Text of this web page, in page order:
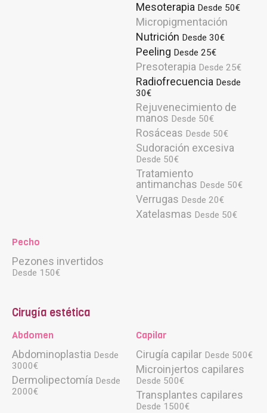
Mesoterapia Desde 50€
Micropigmentación
Nutrición Desde 30€
Peeling Desde 25€
Presoterapia Desde 25€
Radiofrecuencia Desde
30€
Rejuvenecimiento de
manos Desde 50€
Rosáceas Desde 50€
Sudoración excesiva
Desde 50€
Tratamiento
antimanchas Desde 50€
Verrugas Desde 20€
Xatelasmas Desde 50€
Pecho
Pezones invertidos
Desde 150€
Cirugía estética
Abdomen
Abdominoplastia Desde
3000€
Dermolipectomía Desde
2000€
Capilar
Cirugía capilar Desde 500€
Microinjertos capilares
Desde 500€
Transplantes capilares
Desde 1500€